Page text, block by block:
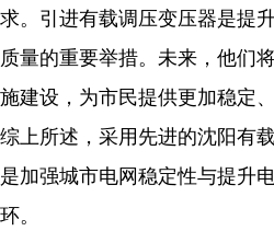
求。引进有载调压变压器是提
质量的重要举措。未来，他们
施建设，为市民提供更加稳定
综上所述，采用先进的沈阳有
是加强城市电网稳定性与提升
环。